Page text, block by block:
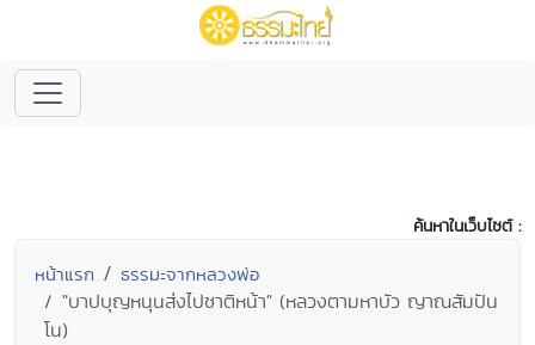
ค้นหาในเว็บไซต์ :
หน้าแรก ธรรมะจากหลวงพ่อ
"บาปบุญหนุนส่งไปชาติหน้า" (หลวงตามหาบัว ญาณสัมปัน
โน)